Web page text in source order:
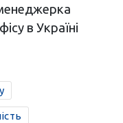
в Україні